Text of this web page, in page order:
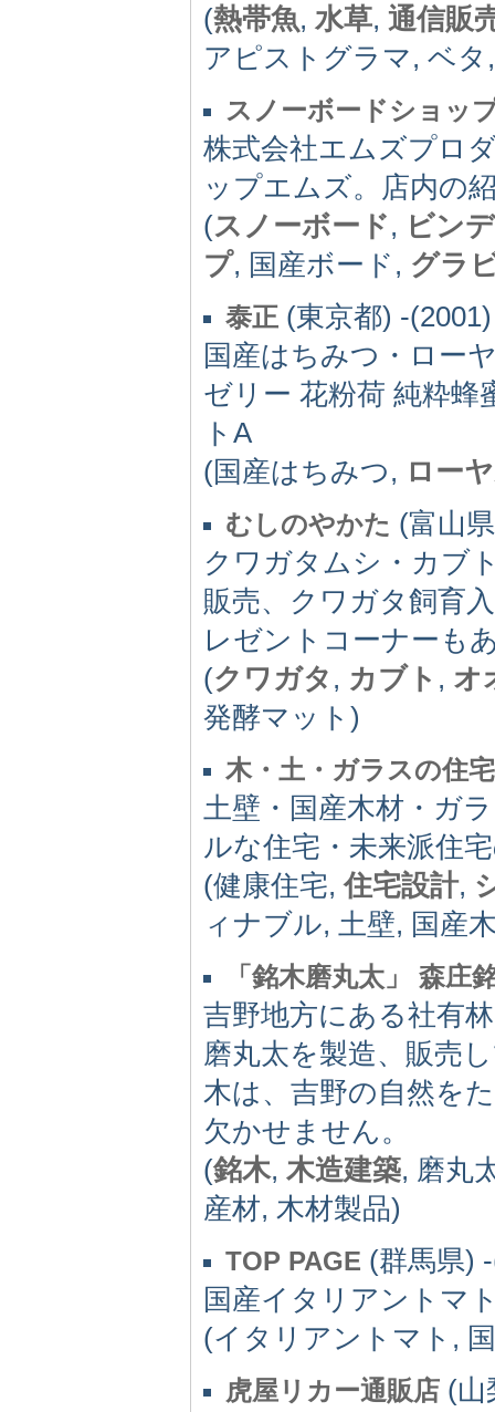
(熱帯魚, 水草, 通信販
アピストグラマ, ベ
スノーボードショッ
株式会社エムズプロ
ップエムズ。店内の
(スノーボード, ビン
プ, 国産ボード, グラ
泰正 (東京都) -(2001)
国産はちみつ・ロー
ゼリー 花粉荷 純粋蜂
トA
(国産はちみつ, ロー
むしのやかた (富山
クワガタムシ・カブ
販売、クワガタ飼育
レゼントコーナーも
(クワガタ , カブト , オ
発酵マット)
木・土・ガラスの住宅
土壁・国産木材・ガ
ルな住宅・未来派住
(健康住宅,住宅設計,
ィナブル, 土壁, 国産
「銘木磨丸太」 森庄
吉野地方にある社有
磨丸太を製造、販売
木は、吉野の自然を
欠かせません。
(銘木, 木造建築, 磨丸
産材, 木材製品)
TOP PAGE (群馬県)
国産イタリアントマ
(イタリアントマト,
虎屋リカー通販店 (山